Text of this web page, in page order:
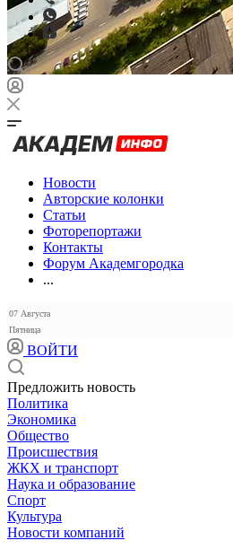
Новости
Авторские колонки
Статьи
Фоторепортажи
Контакты
Форум Академгородка
...
07 Августа
Пятница
ВОЙТИ
Предложить новость
Политика
Экономика
Общество
Происшествия
ЖКХ и транспорт
Наука и образование
Спорт
Культура
Новости компаний